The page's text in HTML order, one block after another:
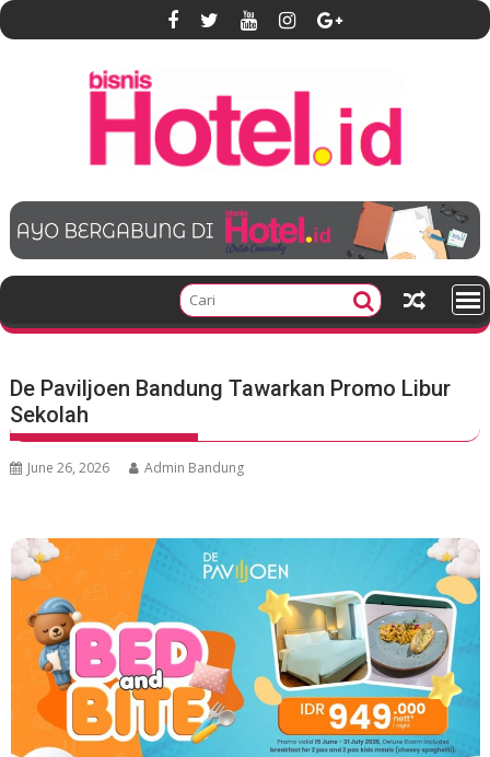
S
k
e
t
De Paviljoen Bandung Tawarkan Promo Libur
Sekolah
June 26, 2026 Admin Bandung